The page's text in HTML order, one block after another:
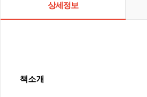
상세정보
책소개